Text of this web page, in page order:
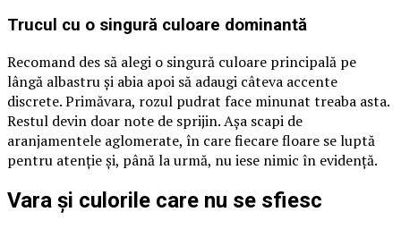
Trucul cu o singură culoare dominantă
Recomand des să alegi o singură culoare principală pe
lângă albastru și abia apoi să adaugi câteva accente
discrete. Primăvara, rozul pudrat face minunat treaba asta.
Restul devin doar note de sprijin. Așa scapi de
aranjamentele aglomerate, în care fiecare floare se luptă
pentru atenție și, până la urmă, nu iese nimic în evidență.
Vara și culorile care nu se sfiesc